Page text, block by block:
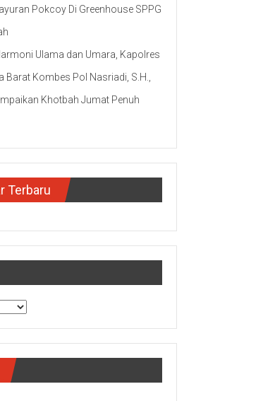
Pokcoy Di Greenhouse SPPG
Ulama dan Umara, Kapolres
Barat Kombes Pol Nasriadi, S.H.,
Khotbah Jumat Penuh
Terbaru